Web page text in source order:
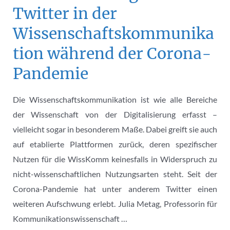
Twitter in der
Wissenschaftskommunika
tion während der Corona-
Pandemie
Die Wissenschaftskommunikation ist wie alle Bereiche
der Wissenschaft von der Digitalisierung erfasst –
vielleicht sogar in besonderem Maße. Dabei greift sie auch
auf etablierte Plattformen zurück, deren spezifischer
Nutzen für die WissKomm keinesfalls in Widerspruch zu
nicht-wissenschaftlichen Nutzungsarten steht. Seit der
Corona-Pandemie hat unter anderem Twitter einen
weiteren Aufschwung erlebt. Julia Metag, Professorin für
Kommunikationswissenschaft …